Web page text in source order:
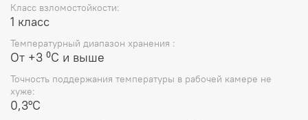
Класс взломостойкости:
1 класс
Температурный диапазон хранения :
Oт +3 ⁰С и выше
Точность поддержания температуры в рабочей камере не
хуже:
0,3°С